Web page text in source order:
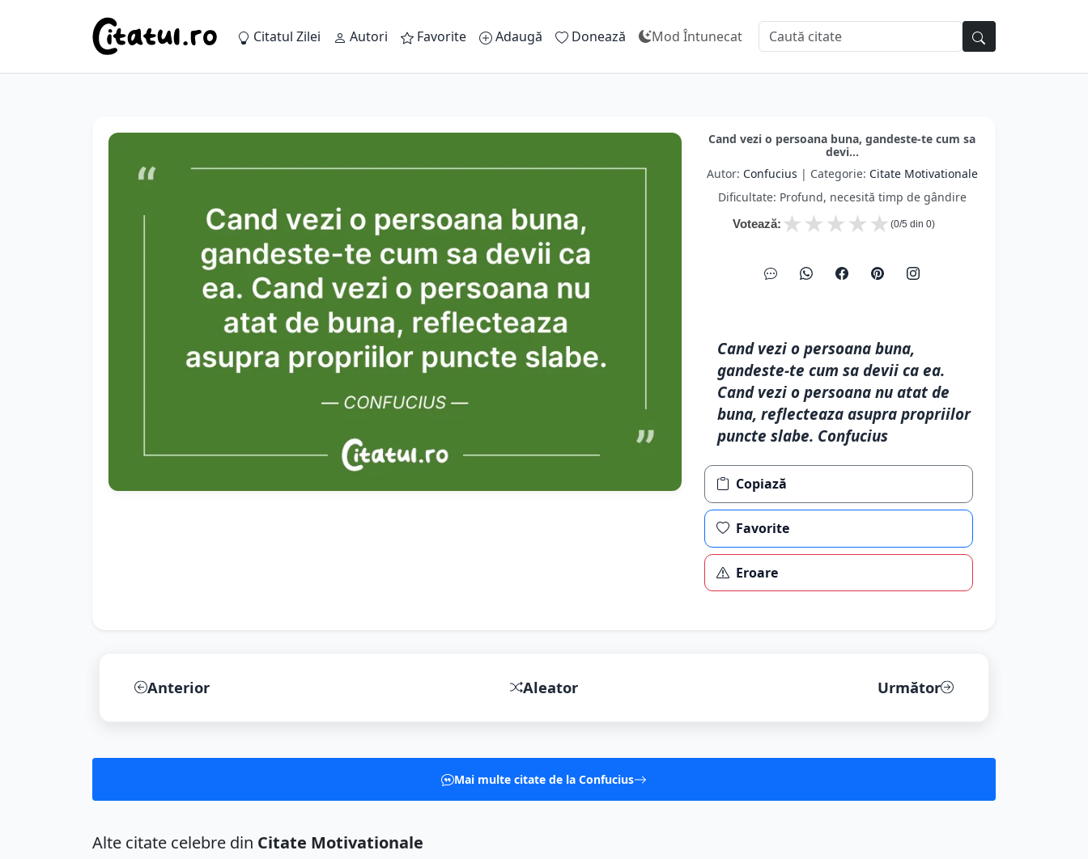
Citatul Zilei Autori Favorite Adaugă Donează Mod Întunecat
Cand vezi o persoana buna, gandeste-te cum sa
devi...
Autor: Confucius | Categorie: Citate Motivationale
Dificultate: Profund, necesită timp de gândire
Votează: ★
★
★
★
★ (0/5 din 0)
Cand vezi o persoana buna,
gandeste-te cum sa devii ca ea.
Cand vezi o persoana nu atat de
buna, reflecteaza asupra propriilor
puncte slabe. Confucius
Copiază
Favorite
Eroare
Anterior Aleator Următor
Mai multe citate de la Confucius
Alte citate celebre din Citate Motivationale